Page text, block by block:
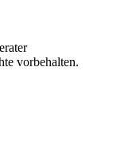
vorbehalten.